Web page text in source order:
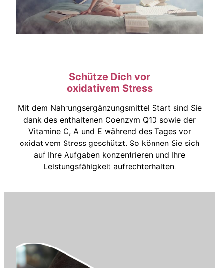
Schütze Dich vor
oxidativem Stress
Mit dem Nahrungsergänzungsmittel Start sind Sie
dank des enthaltenen Coenzym Q10 sowie der
Vitamine C, A und E während des Tages vor
oxidativem Stress geschützt. So können Sie sich
auf Ihre Aufgaben konzentrieren und Ihre
Leistungsfähigkeit aufrechterhalten.